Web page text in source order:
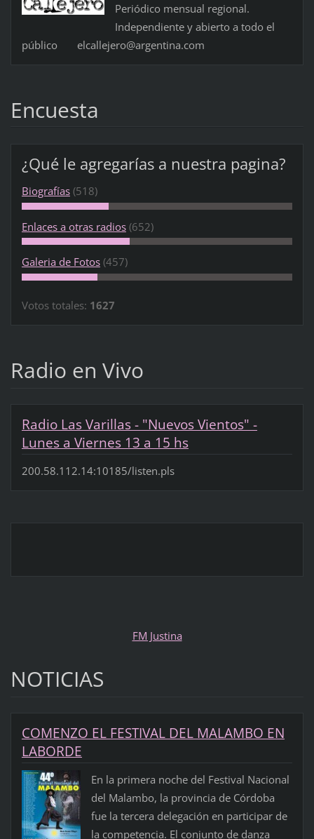
Periódico mensual regional.
Independiente y abierto a todo el
público elcallejero@argentina.com
Encuesta
¿Qué le agregarías a nuestra pagina?
Biografías (518)
Enlaces a otras radios (652)
Galeria de Fotos (457)
Votos totales: 1627
Radio en Vivo
Radio Las Varillas - "Nuevos Vientos" -
Lunes a Viernes 13 a 15 hs
200.58.112.14:10185/listen.pls
FM Justina
NOTICIAS
COMENZO EL FESTIVAL DEL MALAMBO EN
LABORDE
En la primera noche del Festival Nacional
del Malambo, la provincia de Córdoba
fue la tercera delegación en participar de
la competencia. El conjunto de danza